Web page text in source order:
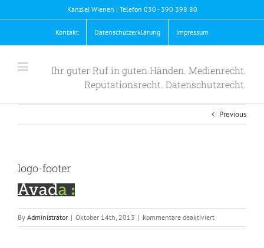
to
Kanzlei Wienen | Telefon 030 - 390 398 80
Kontakt Datenschutzerklärung Impressum
Ihr guter Ruf in guten Händen. Medienrecht.
Reputationsrecht. Datenschutzrecht.
Previous
logo-footer
By Administrator | Oktober 14th, 2013 | Kommentare deaktiviertfür
logo-